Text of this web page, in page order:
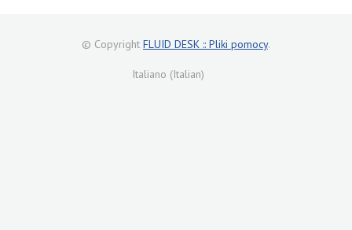
© Copyright FLUID DESK :: Pliki pomocy.
Italiano (Italian)